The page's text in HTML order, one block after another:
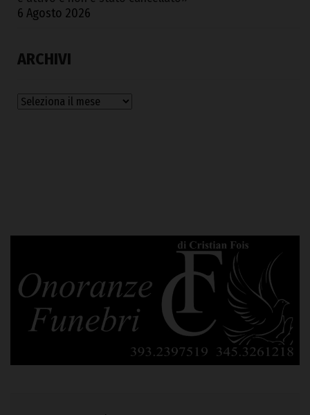
6 Agosto 2026
ARCHIVI
Archivi